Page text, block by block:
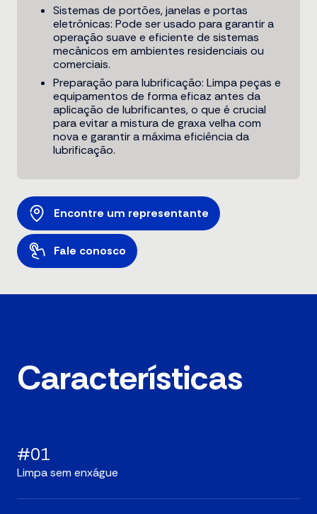
Sistemas de portões, janelas e portas
eletrônicas: Pode ser usado para garantir a
operação suave e eficiente de sistemas
mecânicos em ambientes residenciais ou
comerciais.
Preparação para lubrificação: Limpa peças e
equipamentos de forma eficaz antes da
aplicação de lubrificantes, o que é crucial
para evitar a mistura de graxa velha com
nova e garantir a máxima eficiência da
lubrificação.
Encontre um representante
Fale conosco
Características
#01
Limpa sem enxágue